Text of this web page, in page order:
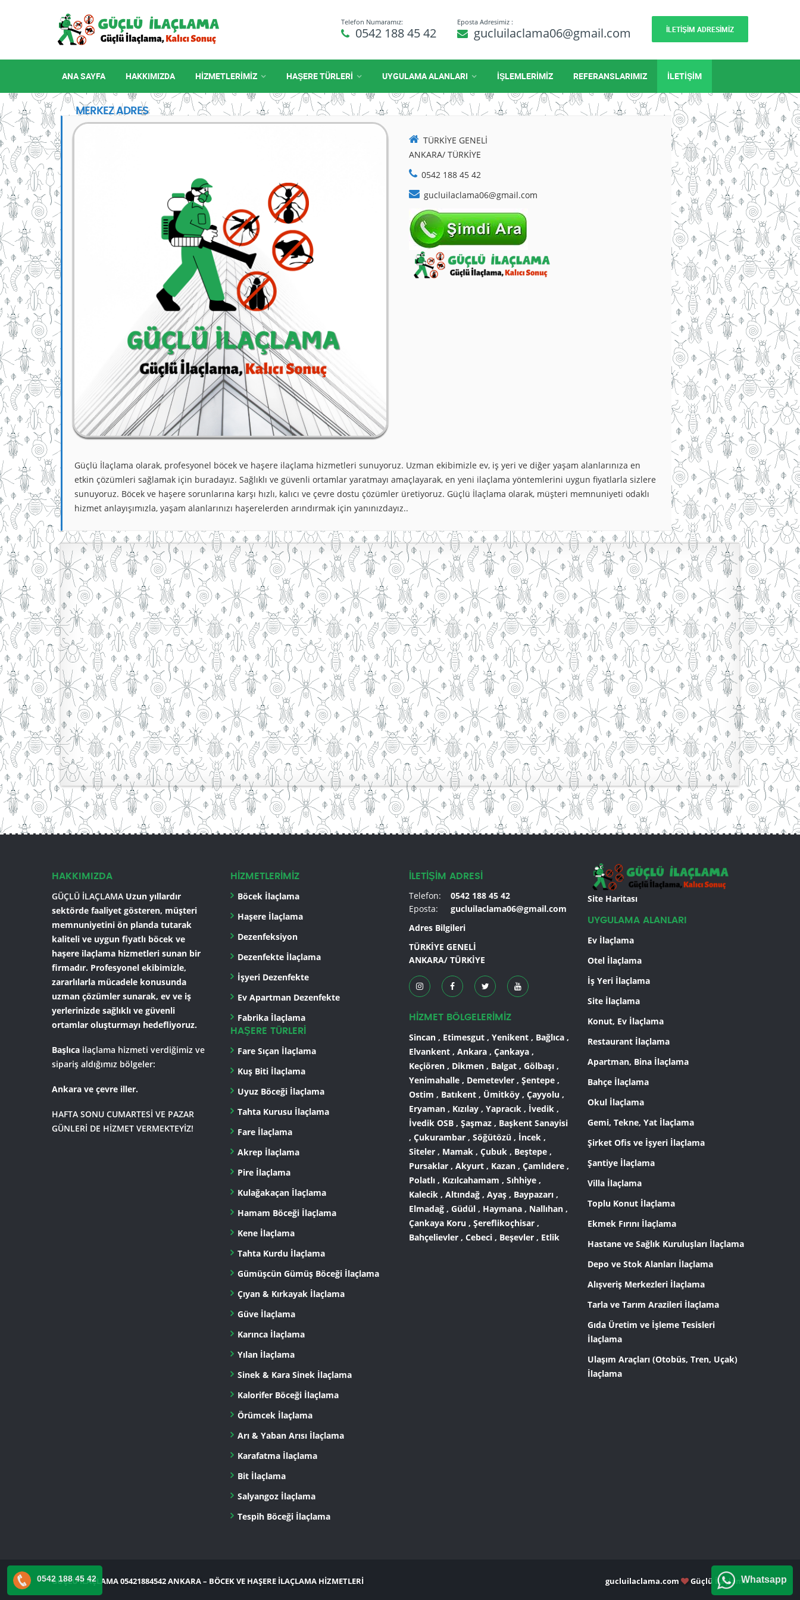
Telefon Numaramız:
0542 188 45 42
Eposta Adresimiz :
gucluilaclama06@gmail.com İLETİŞİM ADRESİMİZ
ANA SAYFA HAKKIMIZDA HIZMETLERIMIZ HAŞERE TÜRLERİ UYGULAMA ALANLARI İŞLEMLERİMİZ REFERANSLARIMIZ İLETİŞİM
MERKEZ ADRES
TÜRKİYE GENELİ
ANKARA/ TÜRKİYE
0542 188 45 42
gucluilaclama06@gmail.com
Güçlü İlaçlama olarak, profesyonel böcek ve haşere ilaçlama hizmetleri sunuyoruz. Uzman ekibimizle ev, iş yeri ve diğer yaşam alanlarınıza en
etkin çözümleri sağlamak için buradayız. Sağlıklı ve güvenli ortamlar yaratmayı amaçlayarak, en yeni ilaçlama yöntemlerini uygun fiyatlarla sizlere
sunuyoruz. Böcek ve haşere sorunlarına karşı hızlı, kalıcı ve çevre dostu çözümler üretiyoruz. Güçlü İlaçlama olarak, müşteri memnuniyeti odaklı
hizmet anlayışımızla, yaşam alanlarınızı haşerelerden arındırmak için yanınızdayız..
HAKKIMIZDA
GÜÇLÜ İLAÇLAMA Uzun yıllardır
sektörde faaliyet gösteren, müşteri
memnuniyetini ön planda tutarak
kaliteli ve uygun fiyatlı böcek ve
haşere ilaçlama hizmetleri sunan bir
firmadır. Profesyonel ekibimizle,
zararlılarla mücadele konusunda
uzman çözümler sunarak, ev ve iş
yerlerinizde sağlıklı ve güvenli
ortamlar oluşturmayı hedefliyoruz.
Başlıca ilaçlama hizmeti verdiğimiz ve
sipariş aldığımız bölgeler:
Ankara ve çevre iller.
HAFTA SONU CUMARTESİ VE PAZAR
GÜNLERİ DE HİZMET VERMEKTEYİZ!
HİZMETLERİMİZ
Böcek İlaçlama
Haşere İlaçlama
Dezenfeksiyon
Dezenfekte İlaçlama
İşyeri Dezenfekte
Ev Apartman Dezenfekte
Fabrika İlaçlama
HAŞERE TÜRLERİ
Fare Sıçan İlaçlama
Kuş Biti İlaçlama
Uyuz Böceği İlaçlama
Tahta Kurusu İlaçlama
Fare İlaçlama
Akrep İlaçlama
Pire İlaçlama
Kulağakaçan İlaçlama
Hamam Böceği İlaçlama
Kene İlaçlama
Tahta Kurdu İlaçlama
Gümüşcün Gümüş Böceği İlaçlama
Çıyan & Kırkayak İlaçlama
Güve İlaçlama
Karınca İlaçlama
Yılan İlaçlama
Sinek & Kara Sinek İlaçlama
Kalorifer Böceği İlaçlama
Örümcek İlaçlama
Arı & Yaban Arısı İlaçlama
Karafatma İlaçlama
Bit İlaçlama
Salyangoz İlaçlama
Tespih Böceği İlaçlama
İLETİŞİM ADRESİ
Telefon:
0542 188 45 42
Eposta:
gucluilaclama06@gmail.com
Adres Bilgileri
TÜRKİYE GENELİ
ANKARA/ TÜRKİYE
HİZMET BÖLGELERİMİZ
Sincan , Etimesgut , Yenikent , Bağlıca ,
Elvankent , Ankara , Çankaya ,
Keçiören , Dikmen , Balgat , Gölbaşı ,
Yenimahalle , Demetevler , Şentepe ,
Ostim , Batıkent , Ümitköy , Çayyolu ,
Eryaman , Kızılay , Yapracık , İvedik ,
İvedik OSB , Şaşmaz , Başkent Sanayisi
, Çukurambar , Söğütözü , İncek ,
Siteler , Mamak , Çubuk , Beştepe ,
Pursaklar , Akyurt , Kazan , Çamlıdere ,
Polatlı , Kızılcahamam , Sıhhiye ,
Kalecik , Altındağ , Ayaş , Baypazarı ,
Elmadağ , Güdül , Haymana , Nallıhan ,
Çankaya Koru , Şereflikoçhisar ,
Bahçelievler , Cebeci , Beşevler , Etlik
Site Haritası
UYGULAMA ALANLARI
Ev İlaçlama
Otel İlaçlama
İş Yeri İlaçlama
Site İlaçlama
Konut, Ev İlaçlama
Restaurant İlaçlama
Apartman, Bina İlaçlama
Bahçe İlaçlama
Okul İlaçlama
Gemi, Tekne, Yat İlaçlama
Şirket Ofis ve İşyeri İlaçlama
Şantiye İlaçlama
Villa İlaçlama
Toplu Konut İlaçlama
Ekmek Fırını İlaçlama
Hastane ve Sağlık Kuruluşları İlaçlama
Depo ve Stok Alanları İlaçlama
Alışveriş Merkezleri İlaçlama
Tarla ve Tarım Arazileri İlaçlama
Gıda Üretim ve İşleme Tesisleri
İlaçlama
Ulaşım Araçları (Otobüs, Tren, Uçak)
İlaçlama
GÜÇLÜ İLAÇLAMA 05421884542 ANKARA – BÖCEK VE HAŞERE İLAÇLAMA HİZMETLERİ gucluilaclama.com Güçlü İlaçlama
0542 188 45 42 Whatsapp